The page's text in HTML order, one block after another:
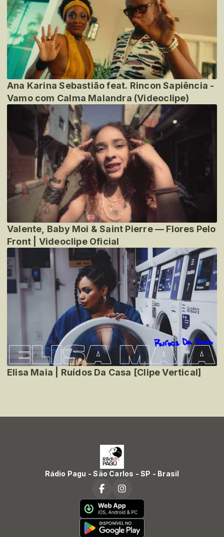
Ana Karina Sebastião feat. Rincon Sapiência -
Vamo com Calma Malandra (Videoclipe)
Valente, Baby Moi & Saint Pierre — Flores Pelo
Front | Videoclipe Oficial
Elisa Maia | Ruídos Da Casa [Clipe Vertical]
Rádio Pagu - São Carlos - SP - Brasil